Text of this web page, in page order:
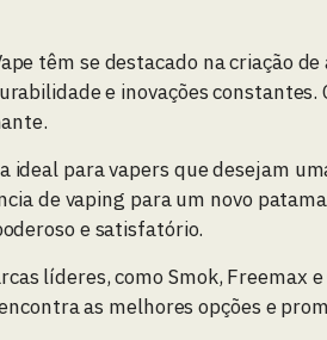
têm se destacado na criação
e inovações
ideal para vapers que desejam
de vaping para um novo
e satisfatório.
líderes, como Smok, Freemax
as melhores opções e